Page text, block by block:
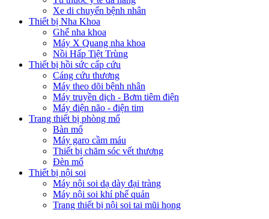
Xe di chuyển bệnh nhân
Thiết bị Nha Khoa
Ghế nha khoa
Máy X Quang nha khoa
Nồi Hấp Tiệt Trùng
Thiết bị hồi sức cấp cứu
Cáng cứu thương
Máy theo dõi bệnh nhân
Máy truyền dịch - Bơm tiêm điện
Máy điện não - điện tim
Trang thiết bị phòng mổ
Bàn mổ
Máy garo cầm máu
Thiết bị chăm sóc vết thương
Đèn mổ
Thiết bị nội soi
Máy nội soi dạ dày đại tràng
Máy nội soi khí phế quản
Trang thiết bị nội soi tai mũi họng